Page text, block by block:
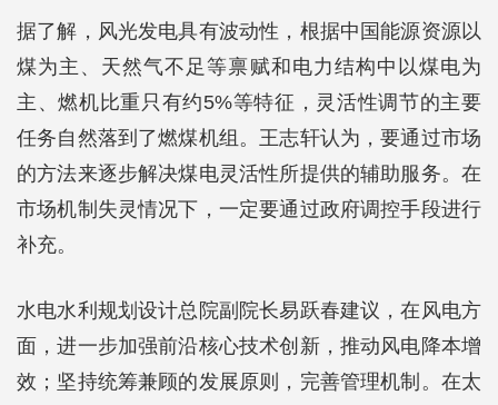
据了解，风光发电具有波动性，根据中国能源资源以
煤为主、天然气不足等禀赋和电力结构中以煤电为
主、燃机比重只有约5%等特征，灵活性调节的主要
任务自然落到了燃煤机组。王志轩认为，要通过市场
的方法来逐步解决煤电灵活性所提供的辅助服务。在
市场机制失灵情况下，一定要通过政府调控手段进行
补充。
水电水利规划设计总院副院长易跃春建议，在风电方
面，进一步加强前沿核心技术创新，推动风电降本增
效；坚持统筹兼顾的发展原则，完善管理机制。在太